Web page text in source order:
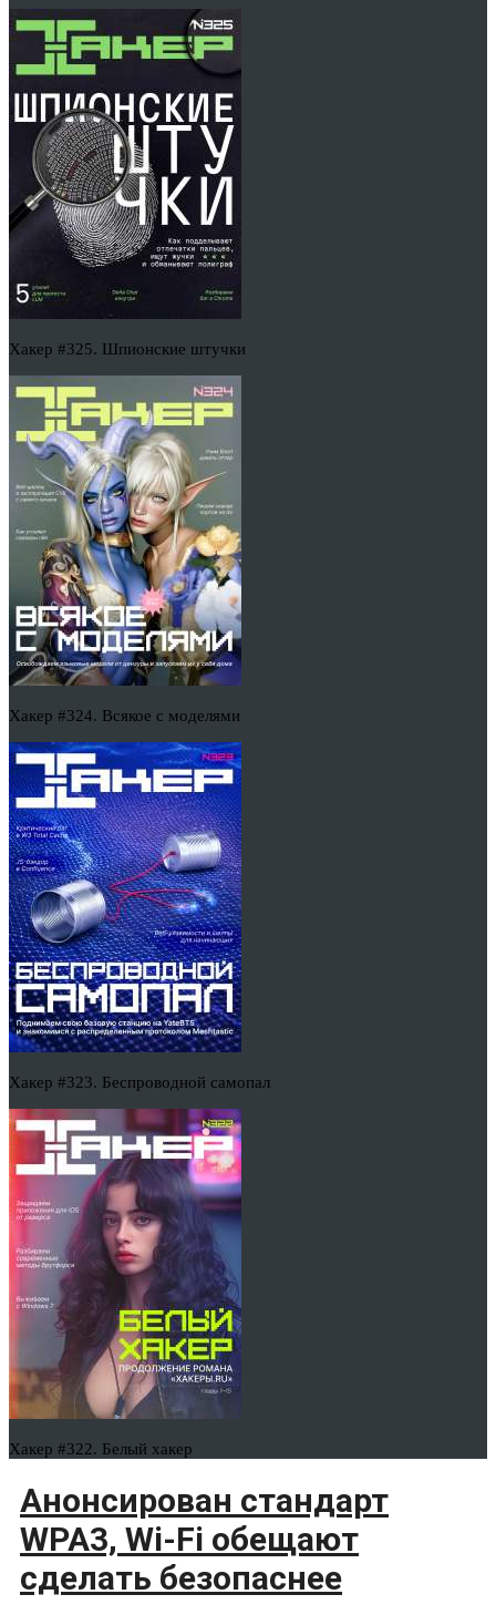
Хакер #325. Шпионские штучки
Хакер #324. Всякое с моделями
Хакер #323. Беспроводной самопал
Хакер #322. Белый хакер
Анонсирован стандарт
WPA3, Wi-Fi обещают
сделать безопаснее